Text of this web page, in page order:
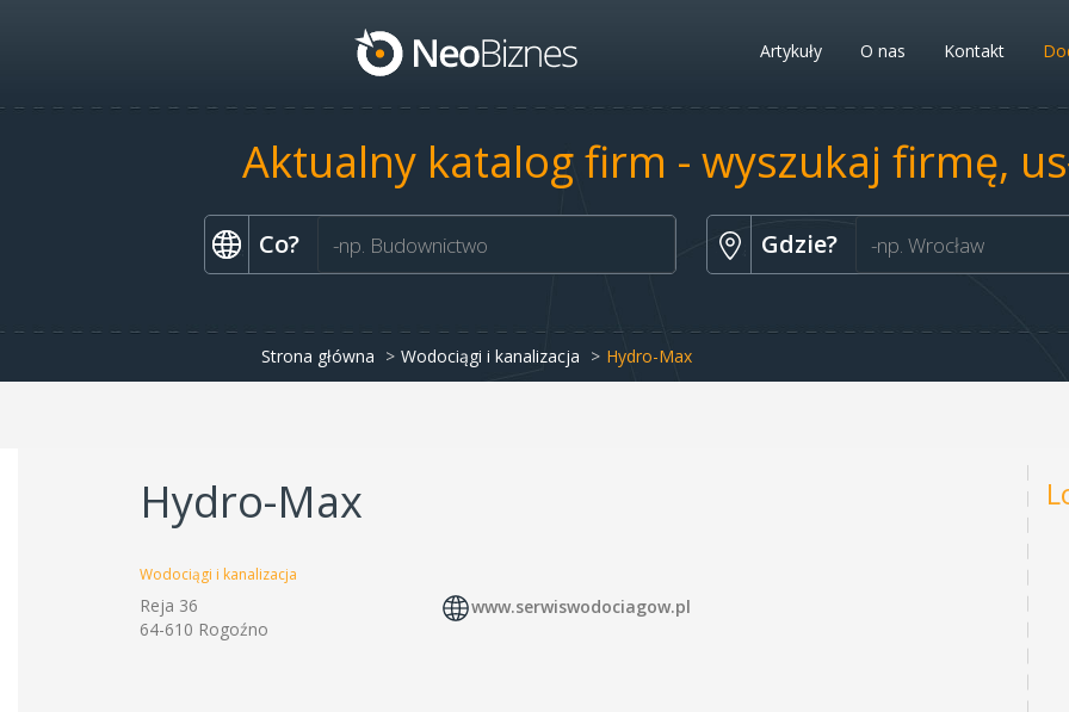
Artykuły O nas Kontakt
Aktualny katalog firm - wyszukaj firmę,
Co? Gdzie?
Strona główna Wodociągi i kanalizacja Hydro-Max
Hydro-Max
Wodociągi i kanalizacja
Reja 36
64-610 Rogoźno
www.serwiswodociagow.pl